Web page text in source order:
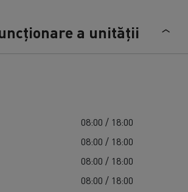
a unității
08:00 / 18:00
08:00 / 18:00
08:00 / 18:00
08:00 / 18:00